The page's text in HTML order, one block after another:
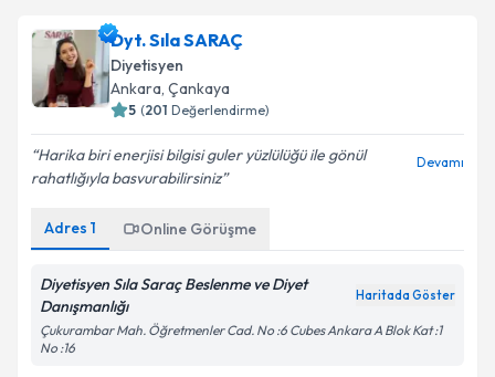
Dyt. Sıla SARAÇ
Diyetisyen
Ankara, Çankaya
5 (201 Değerlendirme)
Harika biri enerjisi bilgisi guler yüzlülüğü ile gönül
rahatlığıyla basvurabilirsiniz
Devamı
Adres 1 Online Görüşme
Diyetisyen Sıla Saraç Beslenme ve Diyet
Danışmanlığı
Haritada Göster
Çukurambar Mah. Öğretmenler Cad. No :6 Cubes Ankara A Blok Kat :1
No :16